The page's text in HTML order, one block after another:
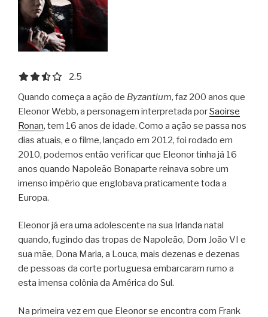
2.5 out of 5.0 stars
2.5
Quando começa a ação de Byzantium, faz 200 anos que
Eleonor Webb, a personagem interpretada porSaoirse
Ronan, tem 16 anos de idade. Como a ação se passa nos
dias atuais, e o filme, lançado em 2012, foi rodado em
2010, podemos então verificar que Eleonor tinha já 16
anos quando Napoleão Bonaparte reinava sobre um
imenso império que englobava praticamente toda a
Europa.
Eleonor já era uma adolescente na sua Irlanda natal
quando, fugindo das tropas de Napoleão, Dom João VI e
sua mãe, Dona Maria, a Louca, mais dezenas e dezenas
de pessoas da corte portuguesa embarcaram rumo a
esta imensa colônia da América do Sul.
Na primeira vez em que Eleonor se encontra com Frank